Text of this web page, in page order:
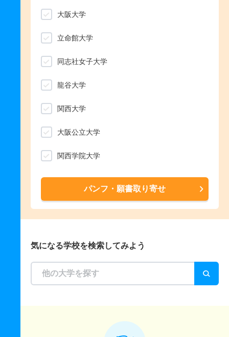
大阪大学
立命館大学
同志社女子大学
龍谷大学
関西大学
大阪公立大学
関西学院大学
パンフ・願書取り寄せ
気になる学校を検索してみよう